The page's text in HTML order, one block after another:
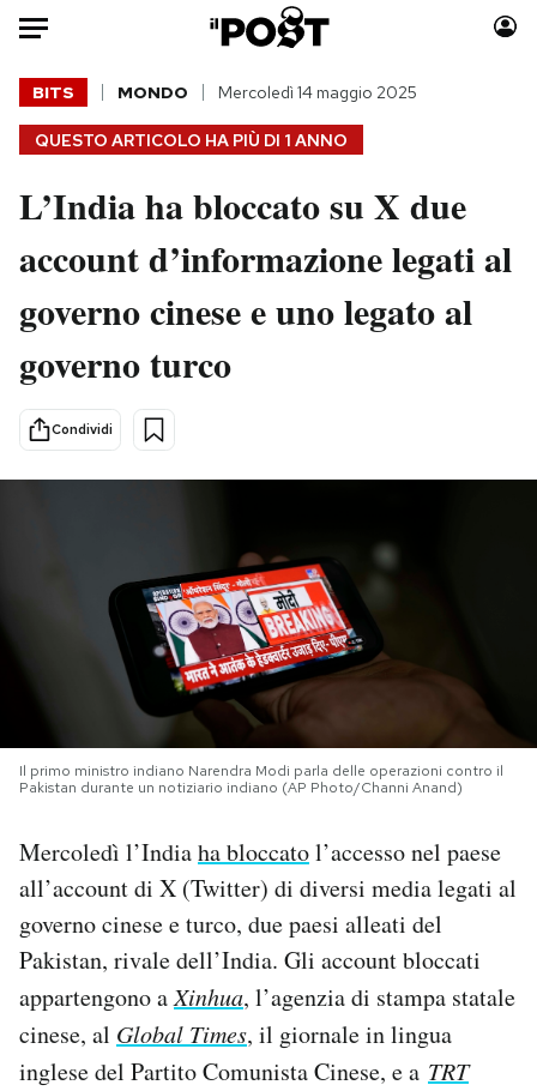
Auto
HOME
Italia
Politica
Tecnologia
Scienza
Cultura
Economia
Sport
Moda
Consumismi
Storie/Idee
Ok Boomer!
Mondiali calcio 2026
PODCAST
NEWSLETTER
I MIEI PREFERITI
CALENDARIO
AREA PERSONALE
Area Personale
Newsletter
QUESTO ARTICOLO HA PIÙ DI 1 ANNO
BITS MONDO Mercoledì 14 maggio 2025
L’India ha bloccato su X due
account d’informazione legati al
governo cinese e uno legato al
governo turco
Condividi
Il primo ministro indiano Narendra Modi parla delle operazioni contro il
Pakistan durante un notiziario indiano (AP Photo/Channi Anand)
Mercoledì l’Indiaha bloccatol’accesso nel paese
all’account di X (Twitter) di diversi media legati al
governo cinese e turco, due paesi alleati del
Pakistan, rivale dell’India. Gli account bloccati
appartengono aXinhua, l’agenzia di stampa statale
cinese, al Global Times, il giornale in lingua
inglese del Partito Comunista Cinese, e a TRT